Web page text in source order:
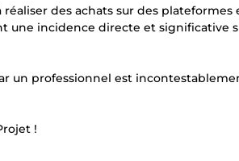
des achats sur des plateformes
incidence directe et significative
un professionnel est
!